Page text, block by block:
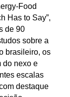
Food
Has to Say”,
de 90
sobre a
brasileiro, os
do nexo e
escalas
destaque